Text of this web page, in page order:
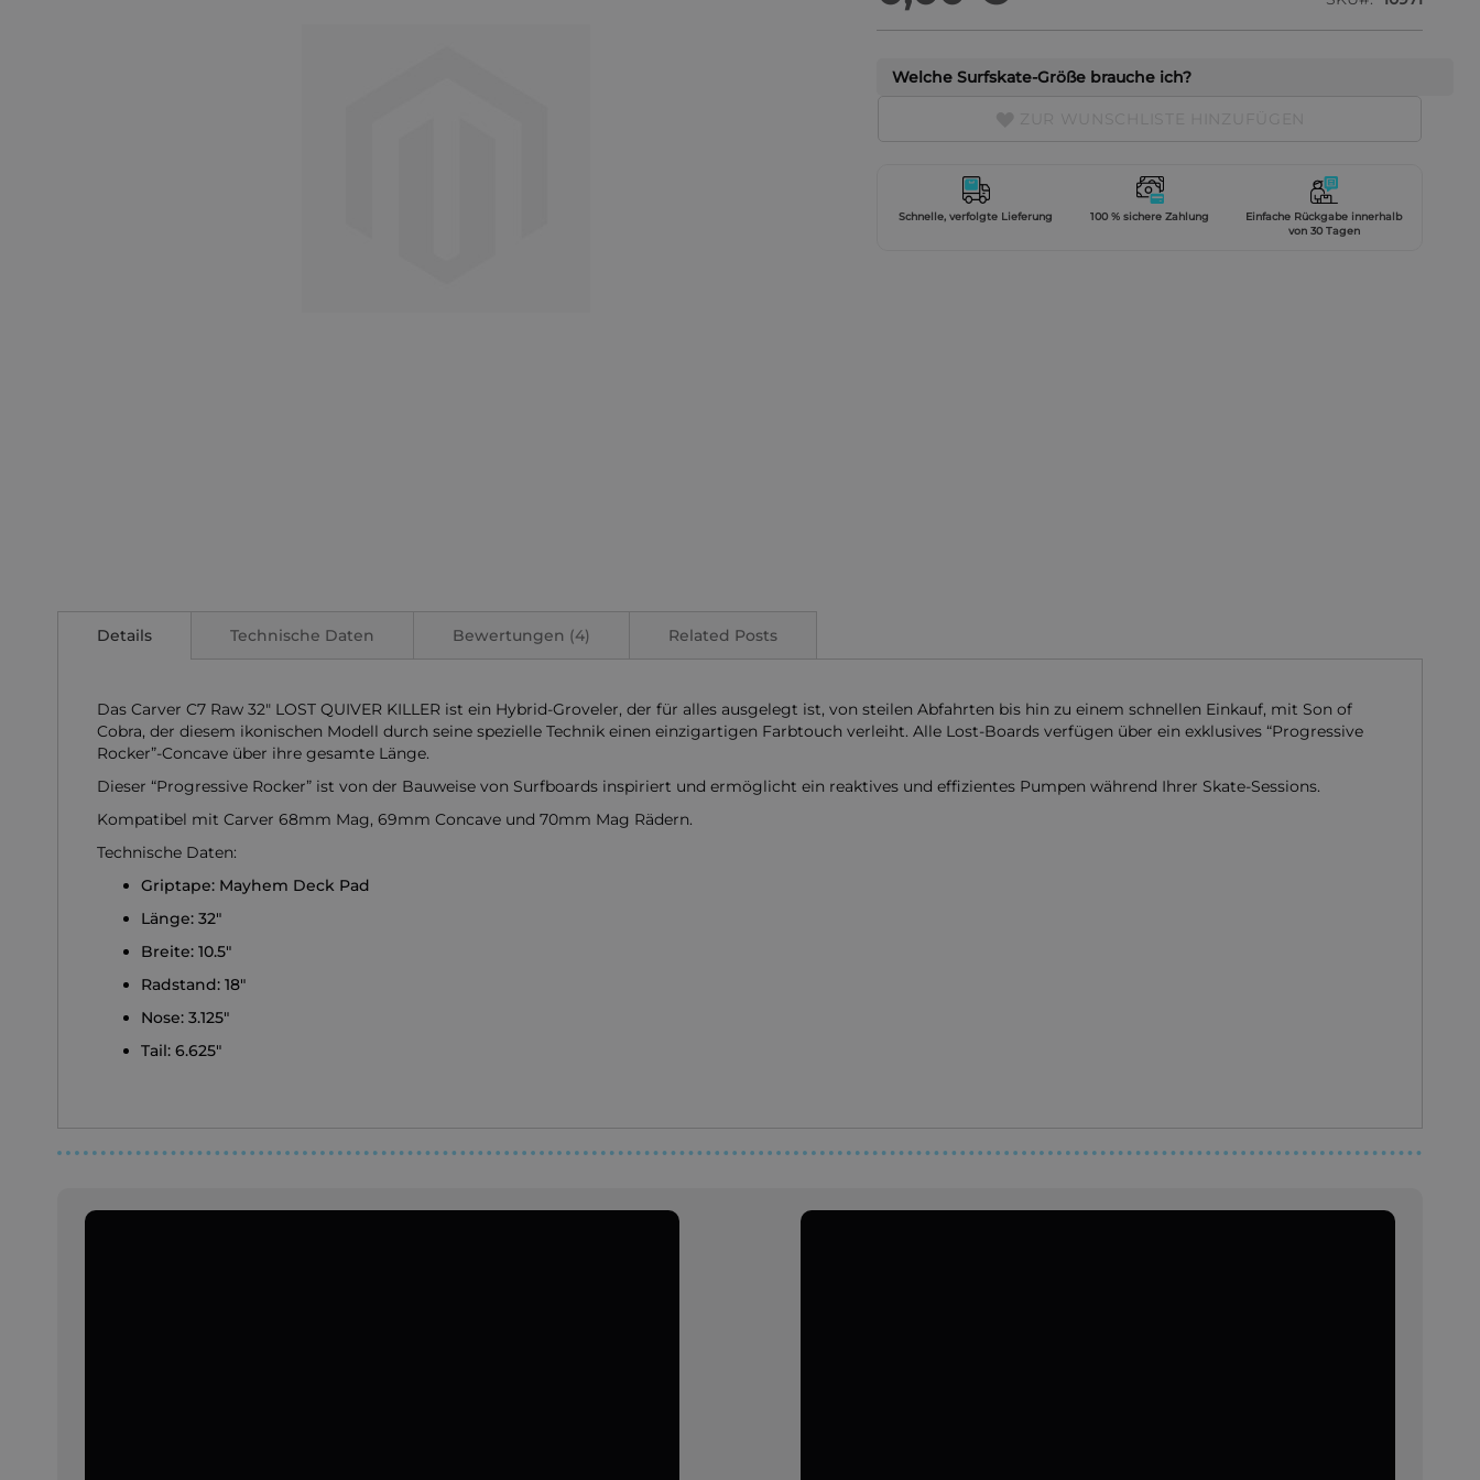
der
Bildgalerie
Welche Surfskate-Größe brauche ich?
Schnelle, verfolgte Lieferung 100 % sichere Zahlung
Einfache Rückgabe innerhalb
von 30 Tagen
Details
Das Carver C7 Raw 32" LOST QUIVER KILLER ist ein Hybrid-Groveler, der für alles ausgelegt ist, von steilen Abfahrten bis hin zu einem schnellen Einkauf, mit Son of
Cobra, der diesem ikonischen Modell durch seine spezielle Technik einen einzigartigen Farbtouch verleiht. Alle Lost-Boards verfügen über ein exklusives “Progressive
Rocker”-Concave über ihre gesamte Länge.
Dieser “Progressive Rocker” ist von der Bauweise von Surfboards inspiriert und ermöglicht ein reaktives und effizientes Pumpen während Ihrer Skate-Sessions.
Kompatibel mit Carver 68mm Mag, 69mm Concave und 70mm Mag Rädern.
Technische Daten:
Griptape: Mayhem Deck Pad
Länge: 32"
Breite: 10.5"
Radstand: 18"
Nose: 3.125"
Tail: 6.625"
Technische Daten Bewertungen 4 Related Posts